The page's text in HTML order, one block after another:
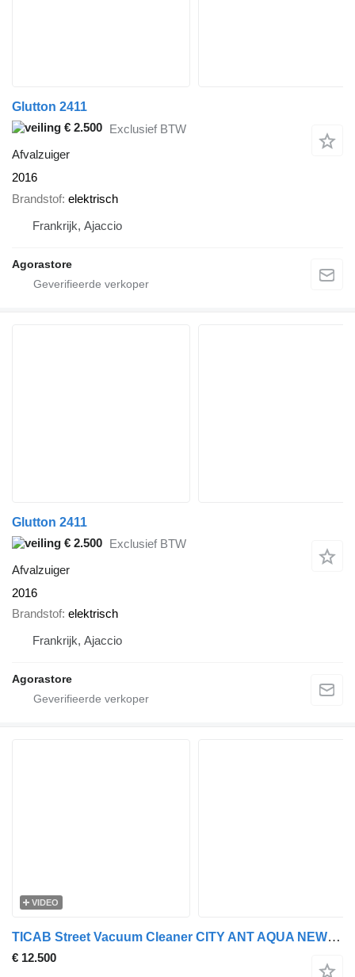
Glutton 2411
€ 2.500 Exclusief BTW
Afvalzuiger
2016
Brandstof elektrisch
Frankrijk, Ajaccio
Agorastore
Glutton 2411
€ 2.500 Exclusief BTW
Afvalzuiger
2016
Brandstof elektrisch
Frankrijk, Ajaccio
Agorastore
VIDEO
TICAB Street Vacuum Cleaner CITY ANT AQUA NEW!!!!! from Manufacturer
€ 12.500